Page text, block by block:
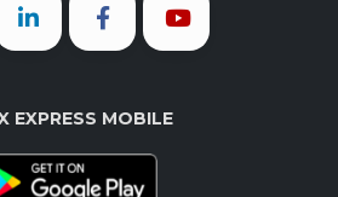
EXPRESS MOBILE